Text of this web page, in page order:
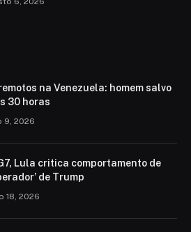
na Venezuela: homem salvo
30 horas
9, 2026
Lula critica comportamento de
de Trump
18, 2026